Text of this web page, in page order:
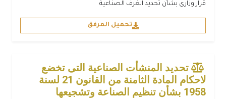
قرار وزارى بشأن تحديد الغرف الصناعية
تحميل المرفق
تحديد المنشأت الصناعية التى تخضع
لاحكام المادة الثامنة من القانون 21 لسنة
1958 بشأن تنظيم الصناعة وتشجيعها